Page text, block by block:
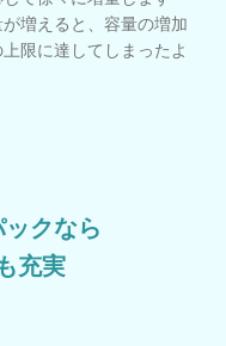
増えると、容量の増加
限に達してしまったよ
クなら
充実